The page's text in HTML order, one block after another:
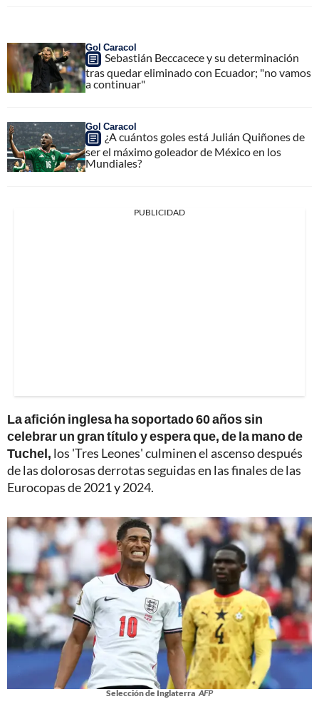
Gol Caracol
Sebastián Beccacece y su determinación
tras quedar eliminado con Ecuador; "no vamos
a continuar"
Gol Caracol
¿A cuántos goles está Julián Quiñones de
ser el máximo goleador de México en los
Mundiales?
PUBLICIDAD
La afición inglesa ha soportado 60 años sin
celebrar un gran título y espera que, de la mano de
Tuchel, los 'Tres Leones' culminen el ascenso después
de las dolorosas derrotas seguidas en las finales de las
Eurocopas de 2021 y 2024.
Selección de Inglaterra AFP